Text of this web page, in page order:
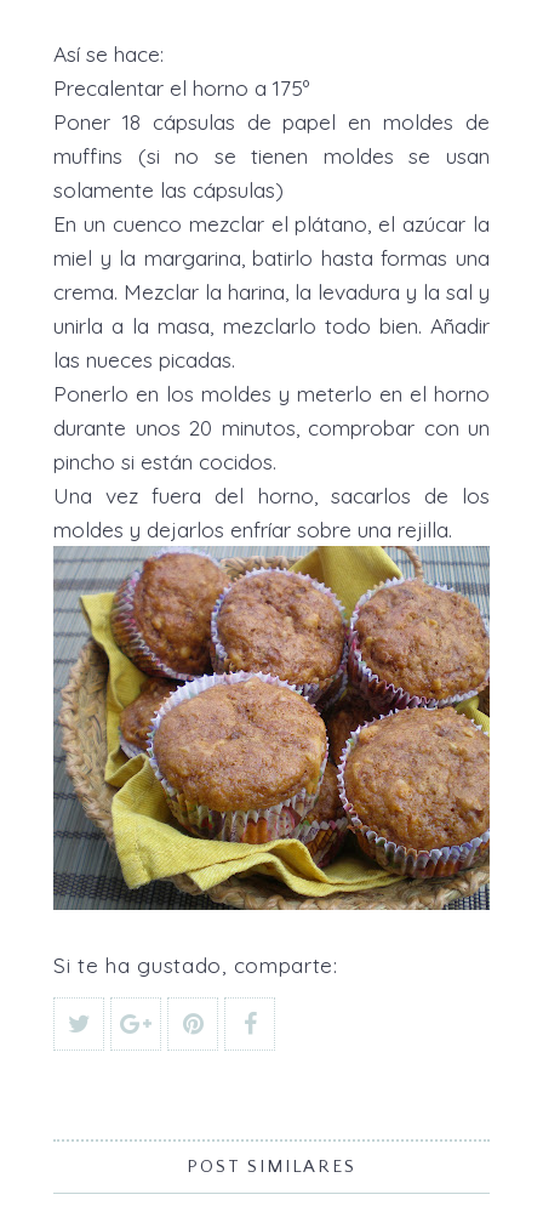
Así se hace:
Precalentar el horno a 175º
Poner 18 cápsulas de papel en moldes de
muffins (si no se tienen moldes se usan
solamente las cápsulas)
En un cuenco mezclar el plátano, el azúcar la
miel y la margarina, batirlo hasta formas una
crema. Mezclar la harina, la levadura y la sal y
unirla a la masa, mezclarlo todo bien. Añadir
las nueces picadas.
Ponerlo en los moldes y meterlo en el horno
durante unos 20 minutos, comprobar con un
pincho si están cocidos.
Una vez fuera del horno, sacarlos de los
moldes y dejarlos enfríar sobre una rejilla.
Si te ha gustado, comparte:
POST SIMILARES